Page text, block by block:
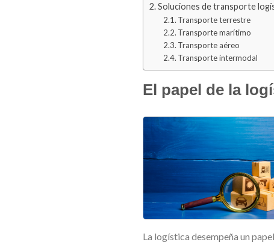
Soluciones de transporte
Transporte terrestre
Transporte marítimo
Transporte aéreo
Transporte intermodal
El papel de la
La logística desempeña un